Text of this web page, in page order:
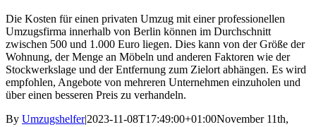
Die Kosten für einen privaten Umzug mit einer professionellen
Umzugsfirma innerhalb von Berlin können im Durchschnitt
zwischen 500 und 1.000 Euro liegen. Dies kann von der Größe der
Wohnung, der Menge an Möbeln und anderen Faktoren wie der
Stockwerkslage und der Entfernung zum Zielort abhängen. Es wird
empfohlen, Angebote von mehreren Unternehmen einzuholen und
über einen besseren Preis zu verhandeln.
By Umzugshelfer|2023-11-08T17:49:00+01:00November 11th,